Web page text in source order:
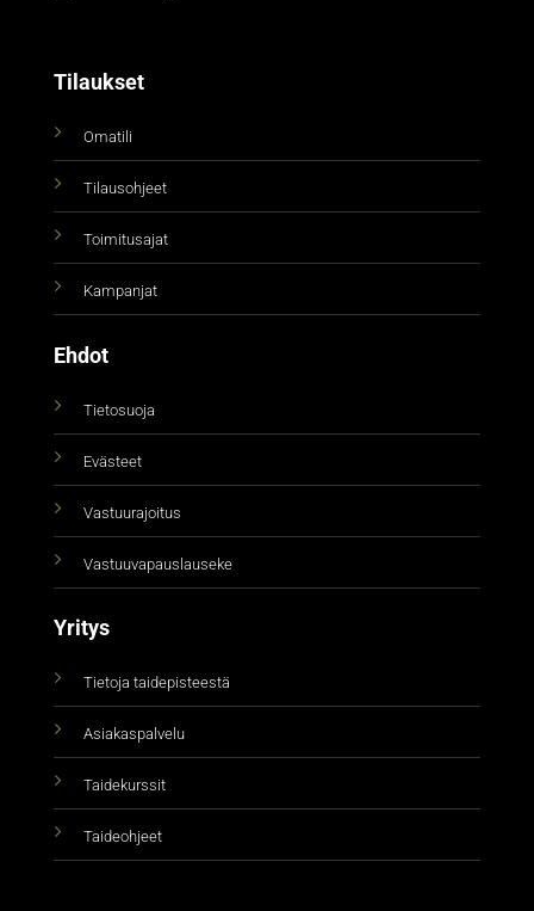
Tilaukset
Omatili
Tilausohjeet
Toimitusajat
Kampanjat
Ehdot
Tietosuoja
Evästeet
Vastuurajoitus
Vastuuvapauslauseke
Yritys
Tietoja taidepisteestä
Asiakaspalvelu
Taidekurssit
Taideohjeet